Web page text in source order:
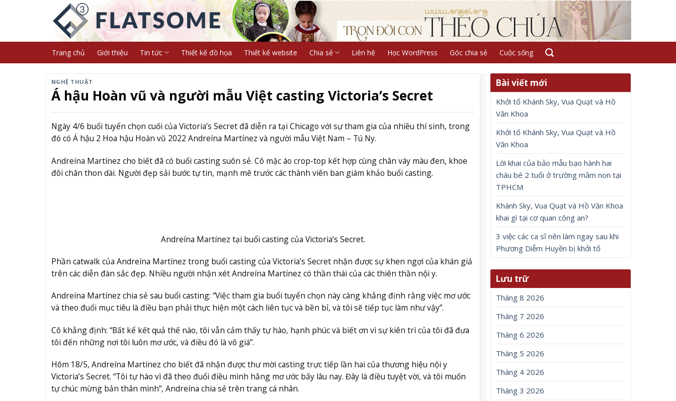
Trang chủ Giới thiệu Tin tức Thiết kế đồ họa Thiết kế website Chia sẻ Liên hệ Học WordPress Góc chia sẻ Cuộc sống
NGHỆ THUẬT
Á hậu Hoàn vũ và người mẫu Việt casting Victoria’s Secret
Ngày 4/6 buổi tuyển chọn cuối của Victoria’s Secret đã diễn ra tại Chicago với sự tham gia của nhiều thí sinh, trong
đó có Á hậu 2 Hoa hậu Hoàn vũ 2022 Andreína Martínez và người mẫu Việt Nam – Tú Ny.
Andreína Martínez cho biết đã có buổi casting suôn sẻ. Cô mặc áo crop-top kết hợp cùng chân váy màu đen, khoe
đôi chân thon dài. Người đẹp sải bước tự tin, mạnh mẽ trước các thành viên ban giám khảo buổi casting.
Andreína Martínez tại buổi casting của Victoria’s Secret.
Phần catwalk của Andreína Martínez trong buổi casting của Victoria’s Secret nhận được sự khen ngợi của khán giả
trên các diễn đàn sắc đẹp. Nhiều người nhận xét Andreína Martínez có thần thái của các thiên thần nội y.
Andreína Martínez chia sẻ sau buổi casting: “Việc tham gia buổi tuyển chọn này càng khẳng định rằng việc mơ ước
và theo đuổi mục tiêu là điều bạn phải thực hiện một cách liên tục và bền bỉ, và tôi sẽ tiếp tục làm như vậy”.
Cô khẳng định: “Bất kể kết quả thế nào, tôi vẫn cảm thấy tự hào, hạnh phúc và biết ơn vì sự kiên trì của tôi đã đưa
tôi đến những nơi tôi luôn mơ ước, và điều đó là vô giá”.
Hôm 18/5, Andreína Martínez cho biết đã nhận được thư mời casting trực tiếp lần hai của thương hiệu nội y
Victoria’s Secret. “Tôi tự hào vì đã theo đuổi điều mình hằng mơ ước bấy lâu nay. Đây là điều tuyệt vời, và tôi muốn
tự chúc mừng bản thân mình”, Andreína chia sẻ trên trang cá nhân.
Bài viết mới
Khởi tố Khánh Sky, Vua Quạt và Hồ
Văn Khoa
Khởi tố Khánh Sky, Vua Quạt và Hồ
Văn Khoa
Lời khai của bảo mẫu bạo hành hai
cháu bé 2 tuổi ở trường mầm non tại
TPHCM
Khánh Sky, Vua Quạt và Hồ Văn Khoa
khai gì tại cơ quan công an?
3 việc các ca sĩ nên làm ngay sau khi
Phương Diễm Huyền bị khởi tố
Lưu trữ
Tháng 8 2026
Tháng 7 2026
Tháng 6 2026
Tháng 5 2026
Tháng 4 2026
Tháng 3 2026